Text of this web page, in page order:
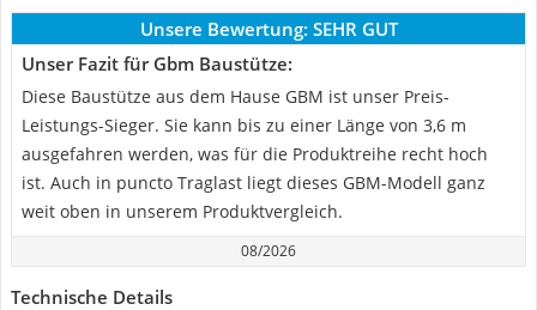
Unsere Bewertung: SEHR GUT
Unser Fazit für Gbm Baustütze:
Diese Baustütze aus dem Hause GBM ist unser Preis-
Leistungs-Sieger. Sie kann bis zu einer Länge von 3,6 m
ausgefahren werden, was für die Produktreihe recht hoch
ist. Auch in puncto Traglast liegt dieses GBM-Modell ganz
weit oben in unserem Produktvergleich.
08/2026
Technische Details